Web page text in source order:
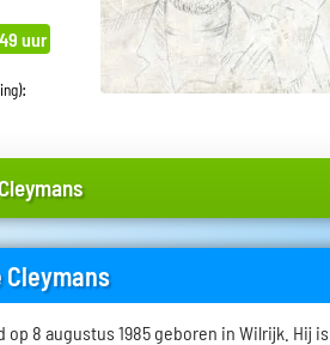
uur
:
op 8 augustus 1985 geboren in Wilrijk. Hij is